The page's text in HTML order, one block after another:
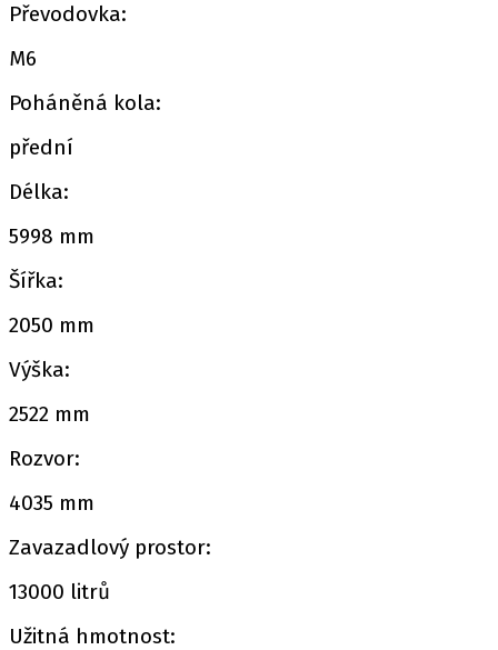
Převodovka:
M6
Poháněná kola:
přední
Délka:
5998 mm
Šířka:
2050 mm
Výška:
2522 mm
Rozvor:
4035 mm
Zavazadlový prostor:
13000 litrů
Užitná hmotnost: